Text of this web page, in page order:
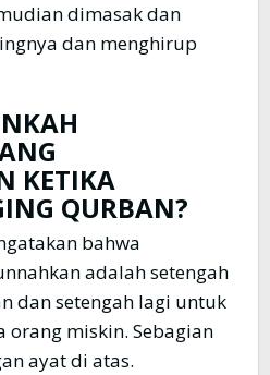
dimasak dan
KETIKA
QURBAN?
bahwa
adalah setengah
dan setengah lagi untuk
orang miskin. Sebagian
ayat di atas.